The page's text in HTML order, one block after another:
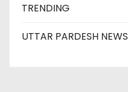
TRENDING
UTTAR PARDESH NEWS